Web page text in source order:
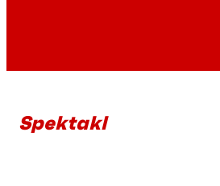
Spektakl